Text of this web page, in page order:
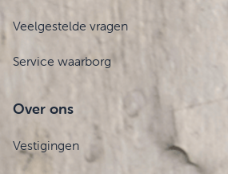
Veelgestelde vragen
Service waarborg
Over ons
Vestigingen